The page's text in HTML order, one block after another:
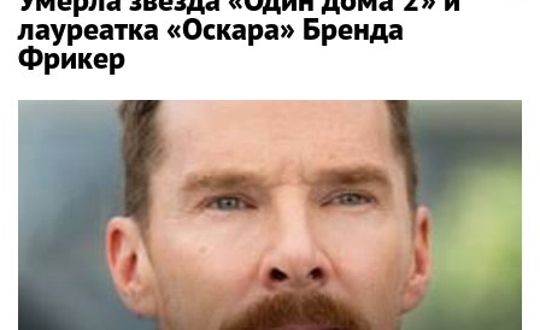
лауреатка «Оскара» Бренда
Фрикер